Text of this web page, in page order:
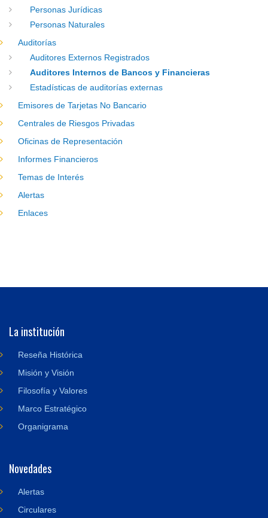
Personas Jurídicas
Personas Naturales
Auditorías
Auditores Externos Registrados
Auditores Internos de Bancos y Financieras
Estadísticas de auditorías externas
Emisores de Tarjetas No Bancario
Centrales de Riesgos Privadas
Oficinas de Representación
Informes Financieros
Temas de Interés
Alertas
Enlaces
La institución
Reseña Histórica
Misión y Visión
Filosofía y Valores
Marco Estratégico
Organigrama
Novedades
Alertas
Circulares